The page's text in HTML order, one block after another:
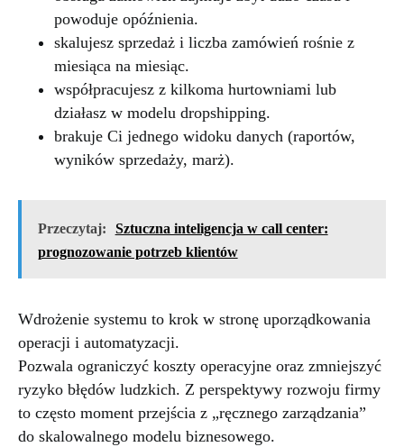
powoduje opóźnienia.
skalujesz sprzedaż i liczba zamówień rośnie z
miesiąca na miesiąc.
współpracujesz z kilkoma hurtowniami lub
działasz w modelu dropshipping.
brakuje Ci jednego widoku danych (raportów,
wyników sprzedaży, marż).
Przeczytaj:
Sztuczna inteligencja w call center:
prognozowanie potrzeb klientów
Wdrożenie systemu to krok w stronę uporządkowania
operacji i automatyzacji.
Pozwala ograniczyć koszty operacyjne oraz zmniejszyć
ryzyko błędów ludzkich. Z perspektywy rozwoju firmy
to często moment przejścia z „ręcznego zarządzania”
do skalowalnego modelu biznesowego.